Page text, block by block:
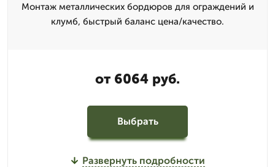
Монтаж металлических бордюров для ограждений и
клумб, быстрый баланс цена/качество.
от 6064 руб.
Выбрать
Развернуть подробности